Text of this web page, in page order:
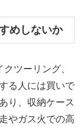
めしないか
ツーリング、
る人には買いで
り、収納ケース
やガス火での高